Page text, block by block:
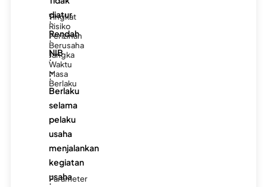
diatur
Tingkat
Risiko
:
Rendah
Perizinan
Berusaha
:
NIB
Jangka
Waktu
:
-
Masa
Berlaku
:
Berlaku
selama
pelaku
usaha
menjalankan
kegiatan
usaha
Parameter
: